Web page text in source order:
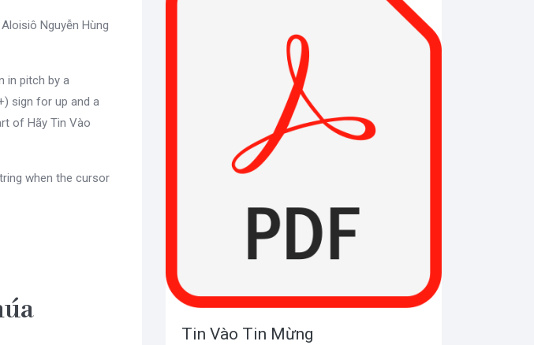
Nguyễn Hùng
in pitch by a
sign for up and a
of Hãy Tin Vào
when the cursor
Tin Vào Tin Mừng